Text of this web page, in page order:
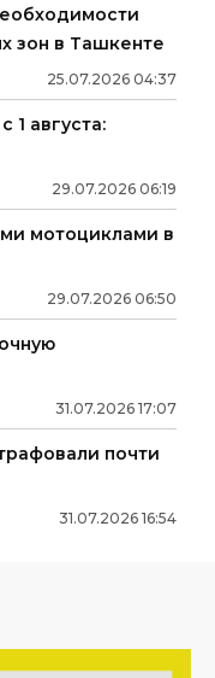
зон в Ташкенте
25.07.2026 04:37
1 августа:
29.07.2026 06:19
мотоциклами в
29.07.2026 06:50
31.07.2026 17:07
почти
31.07.2026 16:54